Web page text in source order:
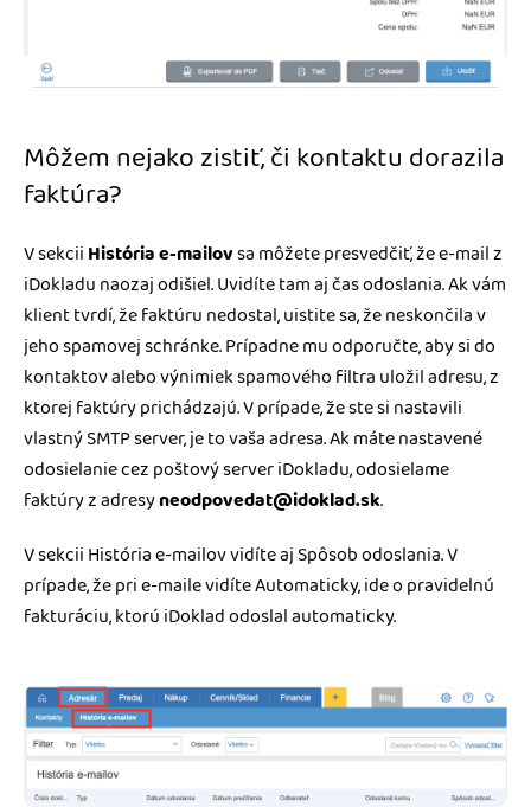
Môžem nejako zistiť, či kontaktu dorazila
faktúra?
V sekcii História e-mailovsa môžete presvedčiť, že e-mail z
iDokladu naozaj odišiel. Uvidíte tam aj čas odoslania. Ak vám
klient tvrdí, že faktúru nedostal, uistite sa, že neskončila v
jeho spamovej schránke. Prípadne mu odporučte, aby si do
kontaktov alebo výnimiek spamového filtra uložil adresu, z
ktorej faktúry prichádzajú. V prípade, že ste si nastavili
vlastný SMTP server, je to vaša adresa. Ak máte nastavené
odosielanie cez poštový server iDokladu, odosielame
faktúry z adresyneodpovedat@idoklad.sk.
V sekcii História e-mailov vidíte aj Spôsob odoslania. V
prípade, že pri e-maile vidíte Automaticky, ide o pravidelnú
fakturáciu, ktorú iDoklad odoslal automaticky.